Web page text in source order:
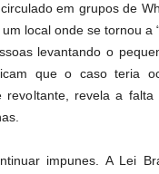
em grupos de
local onde se tornou a
levantando o
que o caso teria
revoltante, revela a
impunes. A Lei